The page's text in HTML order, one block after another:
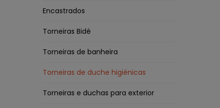
Encastrados
Torneiras Bidé
Torneiras de banheira
Torneiras de duche higiénicas
Torneiras e duchas para exterior